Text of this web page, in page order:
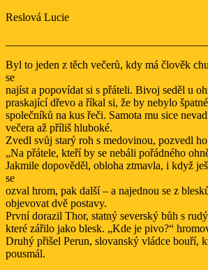
Reslová Lucie
Byl to jeden z těch večerů, kdy má člověk
se
najíst a popovídat si s přáteli. Bivoj seděl u
praskající dřevo a říkal si, že by nebylo
společníků na kus řeči. Samota mu sice
večera až příliš hluboké.
Zvedl svůj starý roh s medovinou, pozvedl
„Na přátele, kteří by se nebáli pořádného
Jakmile dopověděl, obloha ztmavla, i když
se
ozval hrom, pak další – a najednou se z
objevovat dvě postavy.
První dorazil Thor, statný severský bůh s
které zářilo jako blesk. „Kde je pivo?“
Druhý přišel Perun, slovanský vládce bouří,
pousmál.